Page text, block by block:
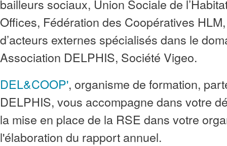
bailleurs sociaux, Union Sociale de
Offices, Fédération des Coopératives
d’acteurs externes spécialisés dans le
Association DELPHIS, Société Vigeo.
DEL&COOP', organisme de formation,
DELPHIS, vous accompagne dans votre
la mise en place de la RSE dans votre
l'élaboration du rapport annuel.